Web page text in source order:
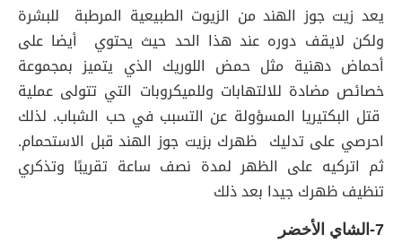
يعد زيت جوز الهند من الزيوت الطبيعية المرطبة للبشرة
ولكن لايقف دوره عند هذا الحد حيث يحتوي أيضا على
أحماض دهنية مثل حمض اللوريك الذي يتميز بمجموعة
خصائص مضادة للالتهابات وللميكروبات التي تتولى عملية
قتل البكتيريا المسؤولة عن التسبب في حب الشباب. لذلك
احرصي على تدليك ظهرك بزيت جوز الهند قبل الاستحمام.
ثم اتركيه على الظهر لمدة نصف ساعة تقريبًا وتذكري
تنظيف ظهرك جيدا بعد ذلك
7-الشاي الأخضر